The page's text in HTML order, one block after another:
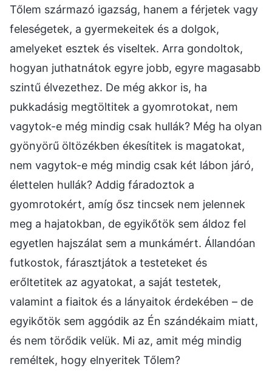
Tőlem származó igazság, hanem a férjetek vagy
feleségetek, a gyermekeitek és a dolgok,
amelyeket esztek és viseltek. Arra gondoltok,
hogyan juthatnátok egyre jobb, egyre magasabb
szintű élvezethez. De még akkor is, ha
pukkadásig megtöltitek a gyomrotokat, nem
vagytok-e még mindig csak hullák? Még ha olyan
gyönyörű öltözékben ékesítitek is magatokat,
nem vagytok-e még mindig csak két lábon járó,
élettelen hullák? Addig fáradoztok a
gyomrotokért, amíg ősz tincsek nem jelennek
meg a hajatokban, de egyikőtök sem áldoz fel
egyetlen hajszálat sem a munkámért. Állandóan
futkostok, fárasztjátok a testeteket és
erőltetitek az agyatokat, a saját testetek,
valamint a fiaitok és a lányaitok érdekében – de
egyikőtök sem aggódik az Én szándékaim miatt,
és nem törődik velük. Mi az, amit még mindig
reméltek, hogy elnyeritek Tőlem?